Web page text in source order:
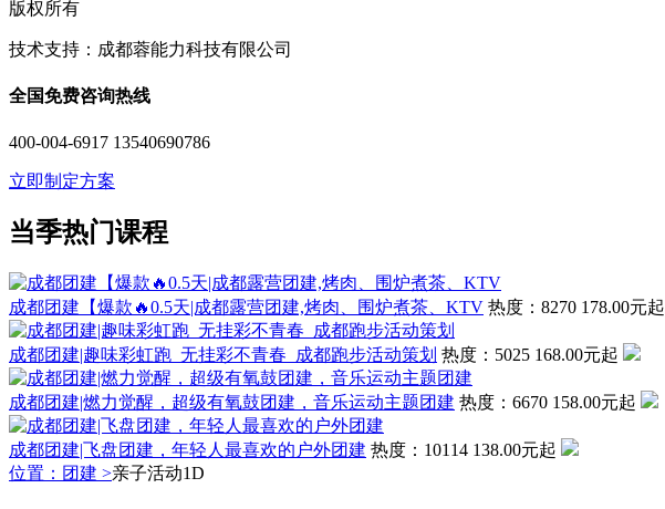
版权所有
技术支持：成都蓉能力科技有限公司
全国免费咨询热线
400-004-6917 13540690786
立即制定方案
当季热门课程
成都团建【爆款🔥0.5天|成都露营团建,烤肉、围炉煮茶、KTV 热度：8270 178.00元起
成都团建|趣味彩虹跑_无挂彩不青春_成都跑步活动策划 热度：5025 168.00元起
成都团建|燃力觉醒，超级有氧鼓团建，音乐运动主题团建 热度：6670 158.00元起
成都团建|飞盘团建，年轻人最喜欢的户外团建 热度：10114 138.00元起
位置：团建 >亲子活动1D